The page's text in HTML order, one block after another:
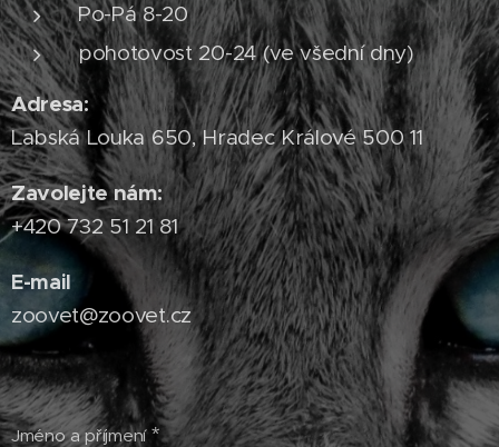
Po-Pá 8-20
pohotovost 20-24 (ve všední dny)
Adresa:
Labská Louka 650, Hradec Králové 500 11
Zavolejte nám:
+420 732 51 21 81
E-mail
zoovet@zoovet.cz
Jméno a příjmení